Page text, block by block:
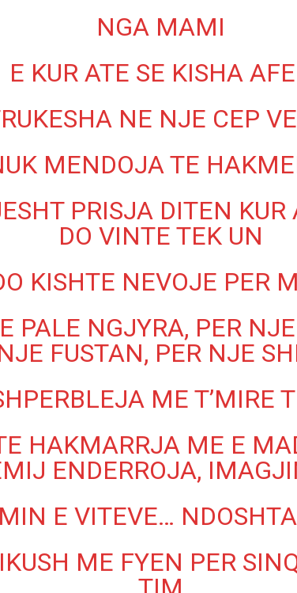
NGA MAMI
E KUR ATE SE KISHA
NE NJE CEP
MENDOJA TE
PRISJA DITEN KUR
DO VINTE TEK UN
KISHTE NEVOJE PER
PALE NGJYRA, PER
FUSTAN, PER NJE
ME T’MIRE
HAKMARRJA ME E
ENDERROJA,
E VITEVE…
ME FYEN PER